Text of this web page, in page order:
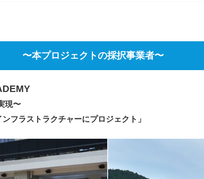
〜本プロジェクトの採択事業者〜
現〜
フラストラクチャーにプロジェクト」